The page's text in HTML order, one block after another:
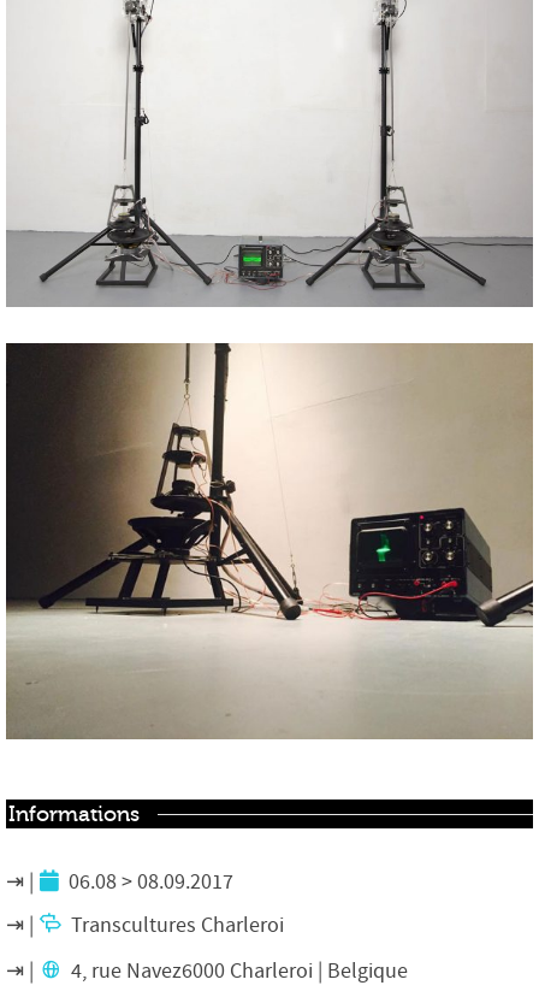
Informations
06.08 > 08.09.2017
Transcultures Charleroi
4, rue Navez6000 Charleroi | Belgique